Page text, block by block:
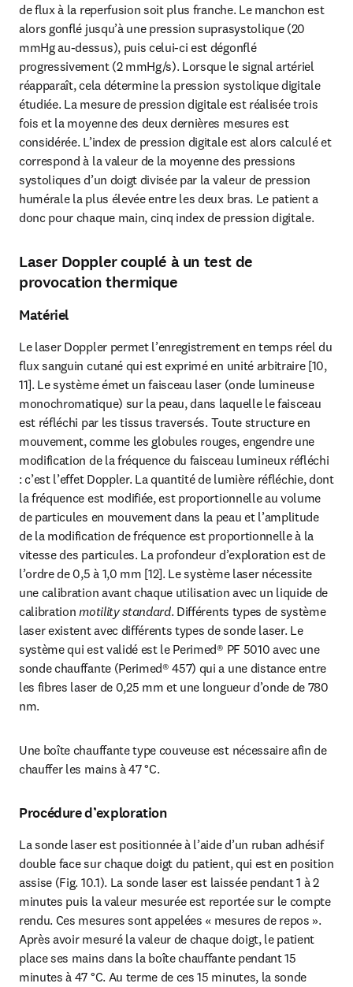
de flux à la reperfusion soit plus franche. Le manchon est
alors gonflé jusqu’à une pression suprasystolique (20
mmHg au-dessus), puis celui-ci est dégonflé
progressivement (2 mmHg/s). Lorsque le signal artériel
réapparaît, cela détermine la pression systolique digitale
étudiée. La mesure de pression digitale est réalisée trois
fois et la moyenne des deux dernières mesures est
considérée. L’index de pression digitale est alors calculé et
correspond à la valeur de la moyenne des pressions
systoliques d’un doigt divisée par la valeur de pression
humérale la plus élevée entre les deux bras. Le patient a
donc pour chaque main, cinq index de pression digitale.
Laser Doppler couplé à un test de
provocation thermique
Matériel
Le laser Doppler permet l’enregistrement en temps réel du
flux sanguin cutané qui est exprimé en unité arbitraire [10,
11]. Le système émet un faisceau laser (onde lumineuse
monochromatique) sur la peau, dans laquelle le faisceau
est réfléchi par les tissus traversés. Toute structure en
mouvement, comme les globules rouges, engendre une
modification de la fréquence du faisceau lumineux réfléchi
: c’est l’effet Doppler. La quantité de lumière réfléchie, dont
la fréquence est modifiée, est proportionnelle au volume
de particules en mouvement dans la peau et l’amplitude
de la modification de fréquence est proportionnelle à la
vitesse des particules. La profondeur d’exploration est de
l’ordre de 0,5 à 1,0 mm [12]. Le système laser nécessite
une calibration avant chaque utilisation avec un liquide de
calibration motility standard. Différents types de système
laser existent avec différents types de sonde laser. Le
système qui est validé est le Perimed® PF 5010 avec une
sonde chauffante (Perimed® 457) qui a une distance entre
les fibres laser de 0,25 mm et une longueur d’onde de 780
nm.
Une boîte chauffante type couveuse est nécessaire afin de
chauffer les mains à 47 °C.
Procédure d’exploration
La sonde laser est positionnée à l’aide d’un ruban adhésif
double face sur chaque doigt du patient, qui est en position
assise (Fig. 10.1). La sonde laser est laissée pendant 1 à 2
minutes puis la valeur mesurée est reportée sur le compte
rendu. Ces mesures sont appelées « mesures de repos ».
Après avoir mesuré la valeur de chaque doigt, le patient
place ses mains dans la boîte chauffante pendant 15
minutes à 47 °C. Au terme de ces 15 minutes, la sonde